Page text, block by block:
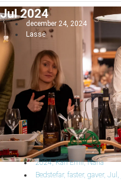
Jul 2024
december 24, 2024
Lasse
2024,Karl Emil,Nana
Bedstefar, faster, gaver, Jul ,